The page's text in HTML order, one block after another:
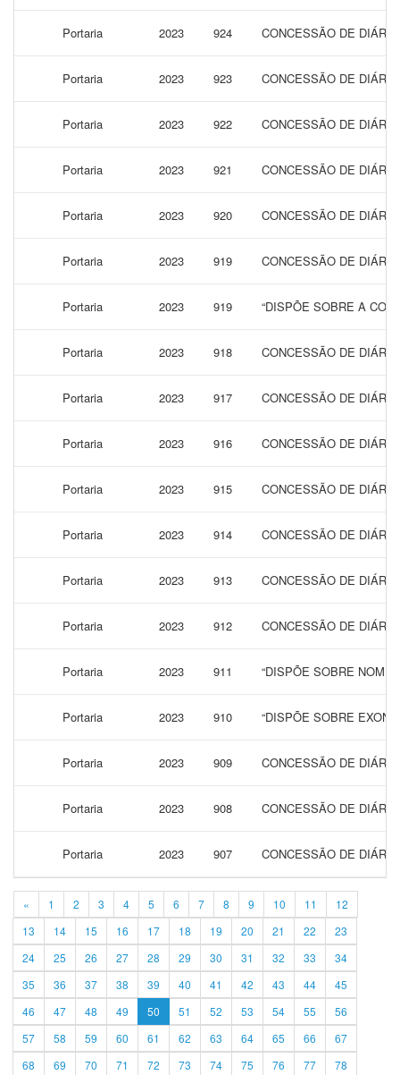
Portaria 2023 924 CONCESSÃO DE
Portaria 2023 923 CONCESSÃO DE
Portaria 2023 922 CONCESSÃO DE
Portaria 2023 921 CONCESSÃO DE
Portaria 2023 920 CONCESSÃO DE
Portaria 2023 919 CONCESSÃO DE
Portaria 2023 919 “DISPÕE SOBRE A
Portaria 2023 918 CONCESSÃO DE
Portaria 2023 917 CONCESSÃO DE
Portaria 2023 916 CONCESSÃO DE
Portaria 2023 915 CONCESSÃO DE
Portaria 2023 914 CONCESSÃO DE
Portaria 2023 913 CONCESSÃO DE
Portaria 2023 912 CONCESSÃO DE
Portaria 2023 911 “DISPÕE SOBRE
Portaria 2023 910 “DISPÕE SOBRE
Portaria 2023 909 CONCESSÃO DE
Portaria 2023 908 CONCESSÃO DE
Portaria 2023 907 CONCESSÃO DE
« 1 2 3 4 5 6 7 8 9 10 11
12
13
14 15 16 17 18 19 20 21 22
23
24
25 26 27 28 29 30 31 32 33
34
35
36 37 38 39 40 41 42 43 44
45
46
47 48 49 50 51 52 53 54 55
56
57
58 59 60 61 62 63 64 65 66
67
68
69 70 71 72 73 74 75 76 77 78